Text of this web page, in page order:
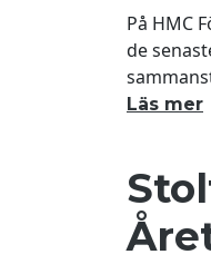
På HMC
de
Syftet är
Läs mer